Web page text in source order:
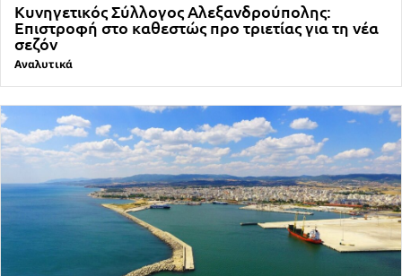
Κυνηγετικός Σύλλογος Αλεξανδρούπολης:
Επιστροφή στο καθεστώς προ τριετίας για τη νέα
σεζόν
Αναλυτικά